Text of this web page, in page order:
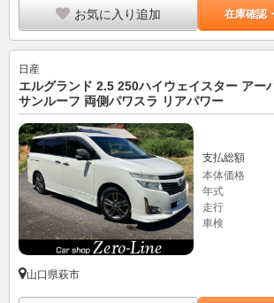
お気に入り追加 在庫確認
日産
エルグランド 2.5 250ハイウェイスター アー
サンルーフ 両側パワスラ リアパワー
支払総額
本体価格
年式
走行
車検
山口県萩市